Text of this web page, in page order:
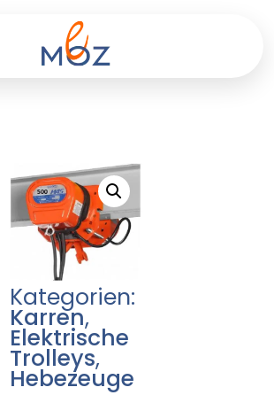
Kategorien:
Karren,
Elektrische
Trolleys,
Hebezeuge